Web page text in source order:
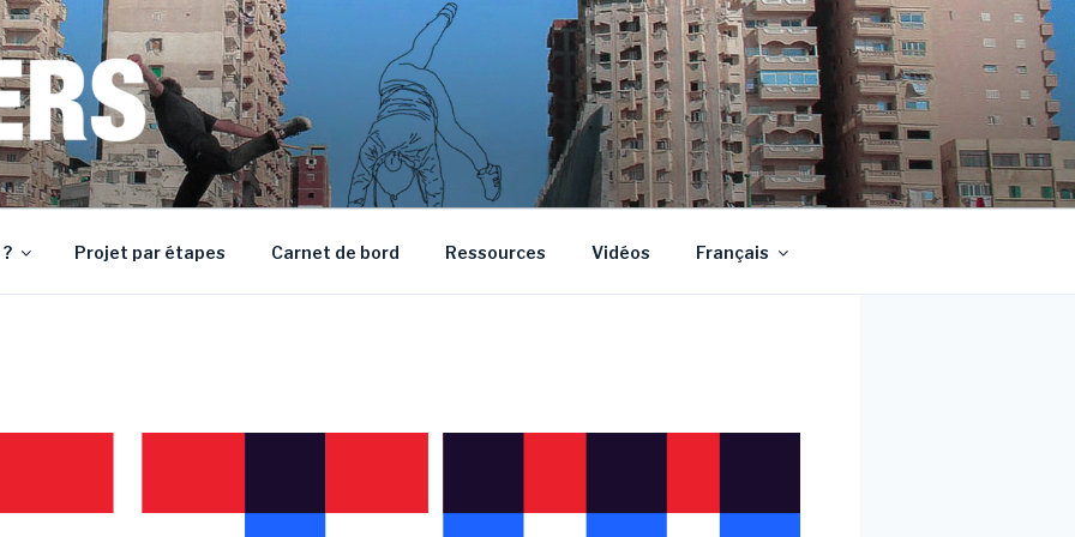
• BOSNIA AND HERZEGOVINA
Projet par étapes Carnet de bord Ressources Vidéos Français